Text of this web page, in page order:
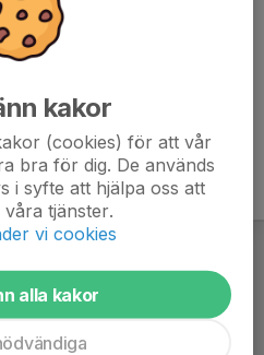
kakor
(cookies) för att vår
bra för dig. De används
i syfte att hjälpa oss att
tjänster.
vi cookies
alla kakor